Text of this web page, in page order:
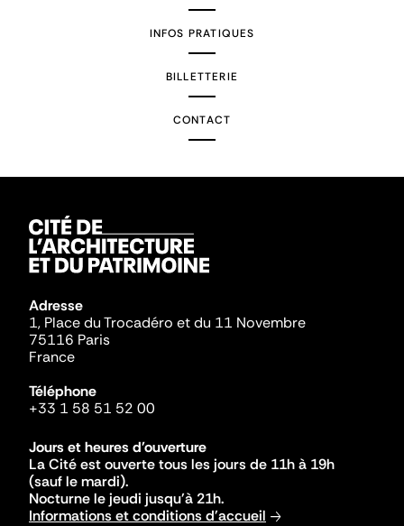
INFOS PRATIQUES
BILLETTERIE
CONTACT
Adresse
1, Place du Trocadéro et du 11 Novembre
75116 Paris
France
Téléphone
+33 1 58 51 52 00
Jours et heures d'ouverture
La Cité est ouverte tous les jours de 11h à 19h
(sauf le mardi).
Nocturne le jeudi jusqu'à 21h.
Informations et conditions d'accueil